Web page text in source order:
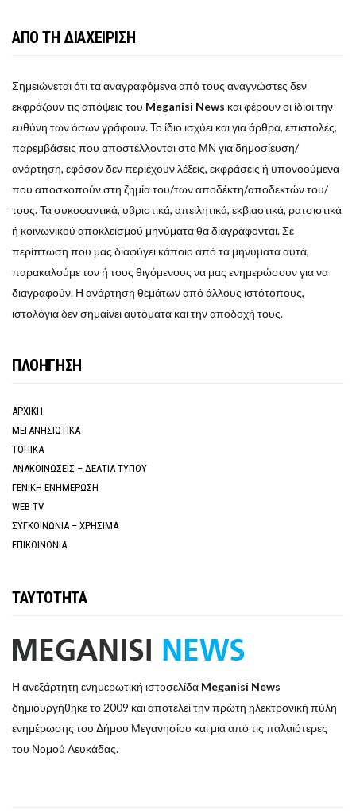
ΑΠΟ ΤΗ ΔΙΑΧΕΙΡΙΣΗ
Σημειώνεται ότι τα αναγραφόμενα από τους αναγνώστες δεν
εκφράζουν τις απόψεις του Meganisi News και φέρουν οι ίδιοι την
ευθύνη των όσων γράφουν. Το ίδιο ισχύει και για άρθρα, επιστολές,
παρεμβάσεις που αποστέλλονται στο ΜΝ για δημοσίευση/
ανάρτηση, εφόσον δεν περιέχουν λέξεις, εκφράσεις ή υπονοούμενα
που αποσκοπούν στη ζημία του/των αποδέκτη/αποδεκτών του/
τους. Τα συκοφαντικά, υβριστικά, απειλητικά, εκβιαστικά, ρατσιστικά
ή κοινωνικού αποκλεισμού μηνύματα θα διαγράφονται. Σε
περίπτωση που μας διαφύγει κάποιο από τα μηνύματα αυτά,
παρακαλούμε τον ή τους θιγόμενους να μας ενημερώσουν για να
διαγραφούν. Η ανάρτηση θεμάτων από άλλους ιστότοπους,
ιστολόγια δεν σημαίνει αυτόματα και την αποδοχή τους.
ΠΛΟΗΓΗΣΗ
ΑΡΧΙΚΗ
ΜΕΓΑΝΗΣΙΩΤΙΚΑ
ΤΟΠΙΚΑ
ΑΝΑΚΟΙΝΩΣΕΙΣ – ΔΕΛΤΙΑ ΤΥΠΟΥ
ΓΕΝΙΚΗ ΕΝΗΜΕΡΩΣΗ
WEB TV
ΣΥΓΚΟΙΝΩΝΙΑ – ΧΡΗΣΙΜΑ
ΕΠΙΚΟΙΝΩΝΙΑ
ΤΑΥΤΟΤΗΤΑ
Η ανεξάρτητη ενημερωτική ιστοσελίδα Meganisi News
δημιουργήθηκε το 2009 και αποτελεί την πρώτη ηλεκτρονική πύλη
ενημέρωσης του Δήμου Μεγανησίου και μια από τις παλαιότερες
του Νομού Λευκάδας.